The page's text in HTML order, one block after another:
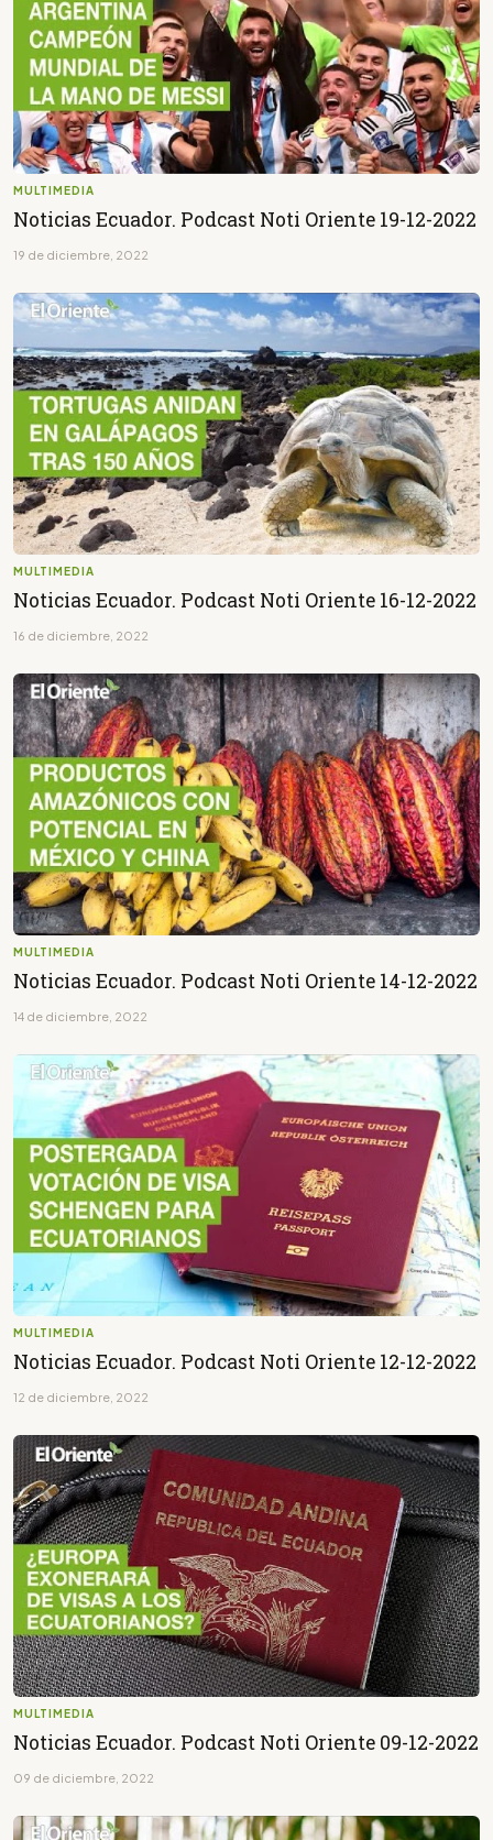
MULTIMEDIA
Noticias Ecuador. Podcast Noti Oriente 19-12-2022
19 de diciembre, 2022
MULTIMEDIA
Noticias Ecuador. Podcast Noti Oriente 16-12-2022
16 de diciembre, 2022
MULTIMEDIA
Noticias Ecuador. Podcast Noti Oriente 14-12-2022
14 de diciembre, 2022
MULTIMEDIA
Noticias Ecuador. Podcast Noti Oriente 12-12-2022
12 de diciembre, 2022
MULTIMEDIA
Noticias Ecuador. Podcast Noti Oriente 09-12-2022
09 de diciembre, 2022